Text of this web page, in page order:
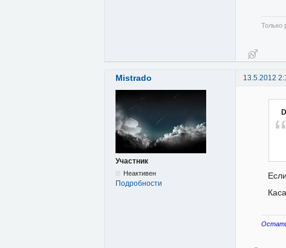
Только
Mistrado 13.5.2012
Участник
Неактивен
Подробности